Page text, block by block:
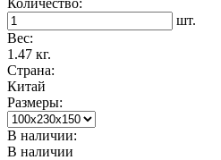
шт.
Вес:
1.47 кг.
Страна:
Китай
Размеры:
В наличии:
В наличии